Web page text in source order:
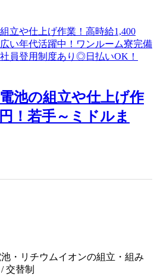
池の組立や仕上げ作
！若手～ミドルま
・リチウムイオンの組立・組み
交替制